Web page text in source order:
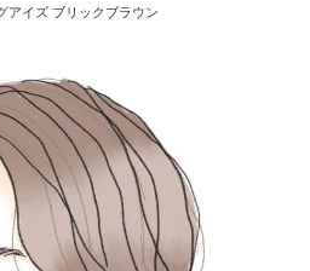
アイズ ブリックブラウン